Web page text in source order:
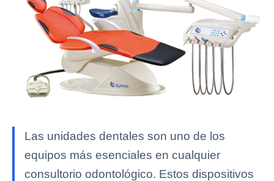
Las unidades dentales son uno de los
equipos más esenciales en cualquier
consultorio odontológico. Estos dispositivos